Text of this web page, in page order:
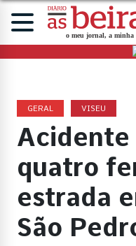
GERAL VISEU
Acidente
quatro
estrada
São